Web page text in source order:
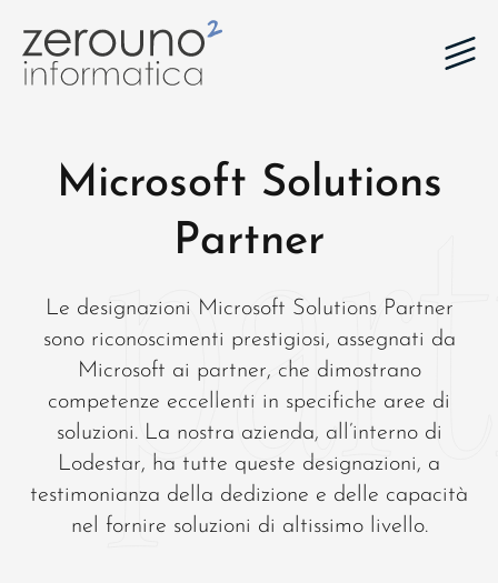
Microsoft Solutions
Partner
Le designazioni Microsoft Solutions Partner
sono riconoscimenti prestigiosi, assegnati da
Microsoft ai partner, che dimostrano
competenze eccellenti in specifiche aree di
soluzioni. La nostra azienda, all’interno di
Lodestar, ha tutte queste designazioni, a
testimonianza della dedizione e delle capacità
nel fornire soluzioni di altissimo livello.